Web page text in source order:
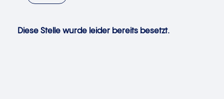
Diese Stelle wurde leider bereits besetzt.